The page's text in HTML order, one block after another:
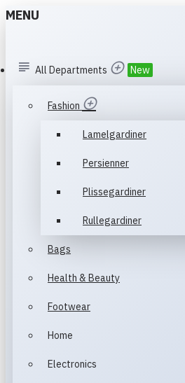
MENU
All Departments New
Fashion
Lamelgardiner
Persienner
Plissegardiner
Rullegardiner
Bags
Health & Beauty
Footwear
Home
Electronics